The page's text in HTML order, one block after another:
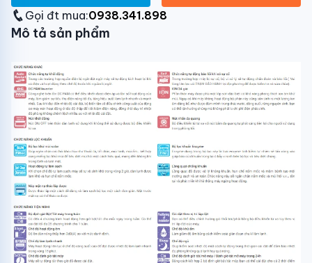
Gọi đt mua:0938.341.898
Mô tả sản phẩm